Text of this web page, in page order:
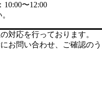
〜12:00
対応を行っております。
お問い合わせ、ご確認の